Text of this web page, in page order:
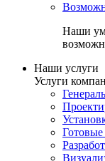
Наши
Наши услуги
Услуги